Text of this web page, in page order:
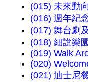
(015) 未來動
(016) 週年紀
(017) 舞台劇
(018) 細說樂
(019) Walk
(020)
(021) 迪士尼